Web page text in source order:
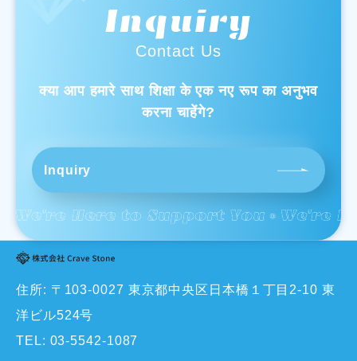
Inquiry
Contact Us
क्या आप हमारे साथ शिक्षा के एक नए रूप का अनुभव
करना चाहेंगे?
Inquiry
住所: 〒103-0027 東京都中央区日本橋１丁目2-10 東
洋ビル524号
TEL: 03-5542-1087